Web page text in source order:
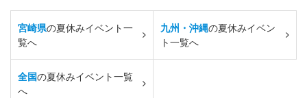
宮崎県の夏休みイベント一
覧へ
九州・沖縄の夏休みイベン
ト一覧へ
全国の夏休みイベント一覧
へ